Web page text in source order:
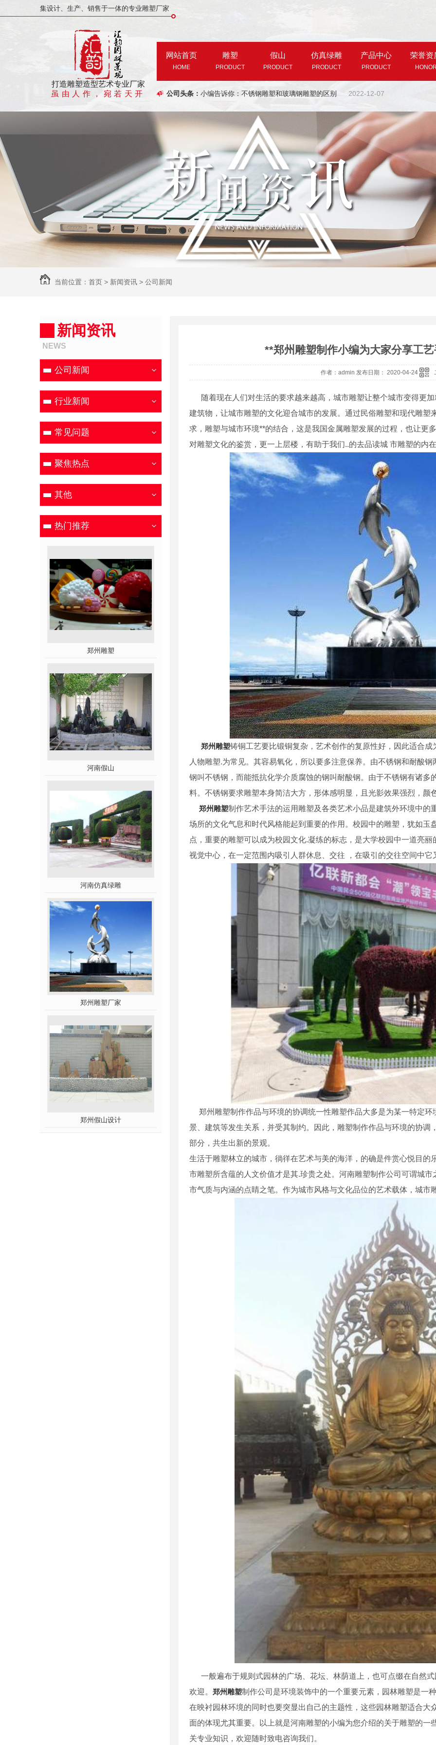
集设计、生产、销售于一体的专业雕塑厂家
打造雕塑造型艺术专业厂家
虽由人作，宛若天开
网站首页
HOME
雕塑
PRODUCT
假山
PRODUCT
仿真绿雕
PRODUCT
产品中心
PRODUCT
荣誉资
公司头条： 小编告诉你：不锈钢雕塑和玻璃钢雕塑的区别
2022-12-07
假山制作材料选择的2点注意
郑州雕塑在景观设计中有什么作用
2023-05-11
郑州汇韵雕塑分享雕塑的设计要点
2023-04-03
当前位置： 首页 > 新闻资讯 > 公司新闻
新闻资讯
NEWS
公司新闻
行业新闻
常见问题
聚焦热点
其他
热门推荐
郑州雕塑
河南假山
河南仿真绿雕
郑州雕塑厂家
郑州假山设计
**郑州雕塑制作小编为大家分享工
作者：admin 发布日期： 2020-04-24
随着现在人们对生活的要求越来越高，城市雕塑让整个城市变得更
建筑物，让城市雕塑的文化迎合城市的发展。通过民俗雕塑和现代雕塑
求，雕塑与城市环境**的结合，这是我国金属雕塑发展的过程，也让更
对雕塑文化的鉴赏，更一上层楼，有助于我们..的去品读城 市雕塑的内
郑州雕塑铸铜工艺要比锻铜复杂，艺术创作的复原性好，因此适合
人物雕塑.为常见。其容易氧化，所以要多注意保养。由不锈钢和耐酸
钢叫不锈钢，而能抵抗化学介质腐蚀的钢叫耐酸钢。由于不锈钢有诸多
料。不锈钢要求雕塑本身简洁大方，形体感明显，且光影效果强烈，颜
郑州雕塑制作艺术手法的运用雕塑及各类艺术小品是建筑外环境中的
场所的文化气息和时代风格能起到重要的作用。校园中的雕塑，犹如玉
点，重要的雕塑可以成为校园文化.凝练的标志，是大学校园中一道亮
视觉中心，在一定范围内吸引人群休息、交往 ，在吸引的交往空间中
郑州雕塑制作作品与环境的协调统一性雕塑作品大多是为某一特定环
景、建筑等发生关系，并受其制约。因此，雕塑制作作品与环境的协调
部分，共生出新的景观。
生活于雕塑林立的城市，徜徉在艺术与美的海洋，的确是件赏心悦目的
市雕塑所含蕴的人文价值才是其.珍贵之处。河南雕塑制作公司可谓城
市气质与内涵的点睛之笔。作为城市风格与文化品位的艺术载体，城市
一般遍布于规则式园林的广场、花坛、林荫道上，也可点缀在自然
欢迎。 郑州雕塑制作公司是环境装饰中的一个重要元素，园林雕塑是一
在映衬园林环境的同时也要突显出自己的主题性，这些园林雕塑适合大
面的体现尤其重要。
以上就是河南雕塑的小编为您介绍的关于雕塑的
关专业知识，欢迎随时致电咨询我们。